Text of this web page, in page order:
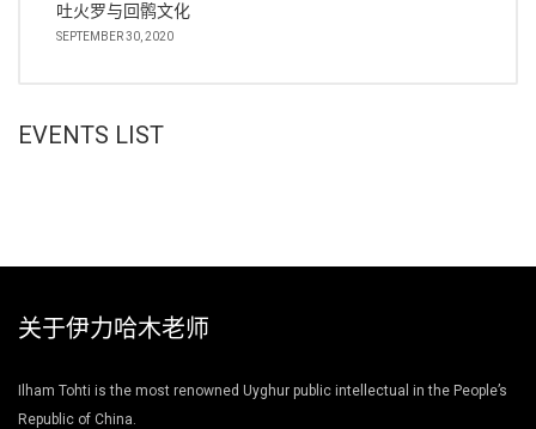
吐火罗与回鹘文化
SEPTEMBER 30, 2020
EVENTS LIST
关于伊力哈木老师
Ilham Tohti is the most renowned Uyghur public intellectual in the People’s
Republic of China.